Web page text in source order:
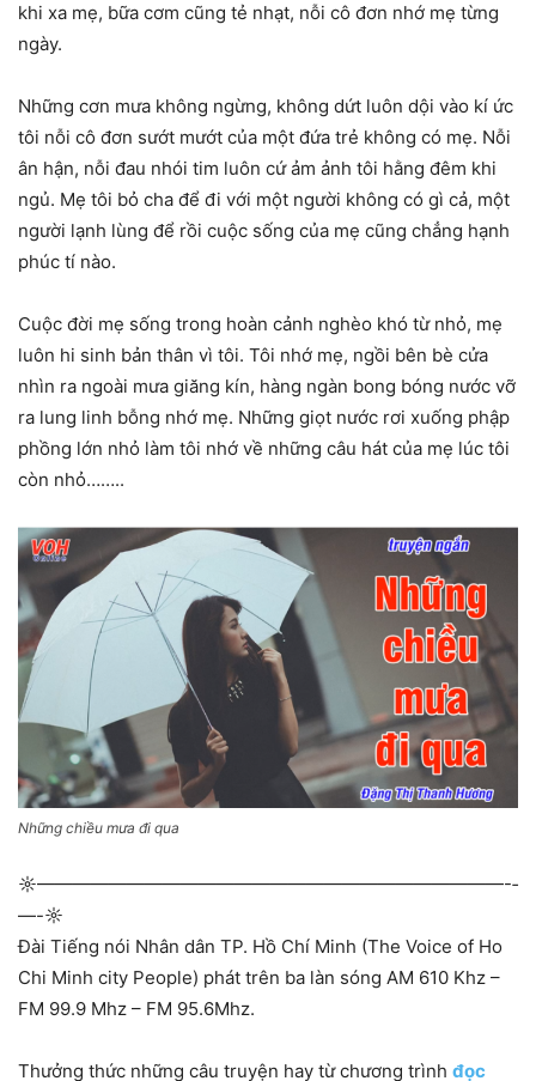
khi xa mẹ, bữa cơm cũng tẻ nhạt, nỗi cô đơn nhớ mẹ từng
ngày.
Những cơn mưa không ngừng, không dứt luôn dội vào kí ức
tôi nỗi cô đơn sướt mướt của một đứa trẻ không có mẹ. Nỗi
ân hận, nỗi đau nhói tim luôn cứ ảm ảnh tôi hằng đêm khi
ngủ. Mẹ tôi bỏ cha để đi với một người không có gì cả, một
người lạnh lùng để rồi cuộc sống của mẹ cũng chẳng hạnh
phúc tí nào.
Cuộc đời mẹ sống trong hoàn cảnh nghèo khó từ nhỏ, mẹ
luôn hi sinh bản thân vì tôi. Tôi nhớ mẹ, ngồi bên bè cửa
nhìn ra ngoài mưa giăng kín, hàng ngàn bong bóng nước vỡ
ra lung linh bỗng nhớ mẹ. Những giọt nước rơi xuống phập
phồng lớn nhỏ làm tôi nhớ về những câu hát của mẹ lúc tôi
còn nhỏ……..
Những chiều mưa đi qua
☼—————————————­—————————————-­
—-☼
Đài Tiếng nói Nhân dân TP. Hồ Chí Minh (The Voice of Ho
Chi Minh city People) phát trên ba làn sóng AM 610 Khz –
FM 99.9 Mhz – FM 95.6Mhz.
Thưởng thức những câu truyện hay từ chương trình đọc